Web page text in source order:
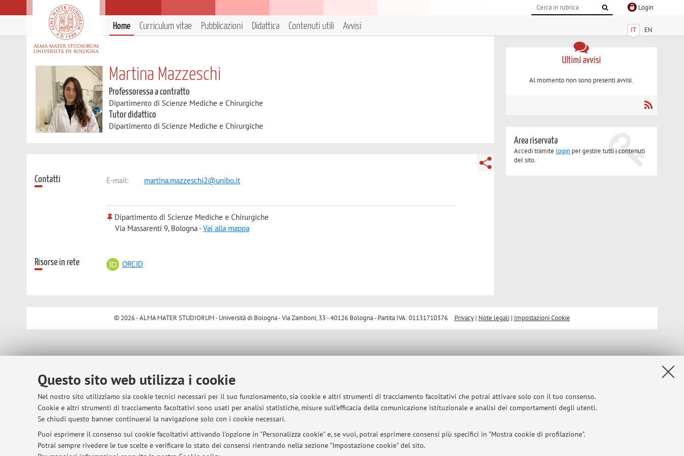
Questo sito web utilizza i cookie
Nel nostro sito utilizziamo sia cookie tecnici necessari per il suo funzionamento, sia cookie e altri strumenti di tracciamento facoltativi che potrai attivare solo con il tuo consenso.
Cookie e altri strumenti di tracciamento facoltativi sono usati per analisi statistiche, misure sull'efficacia della comunicazione istituzionale e analisi dei comportamenti degli utenti.
Se chiudi questo banner continuerai la navigazione solo con i cookie necessari.
Puoi esprimere il consenso sui cookie facoltativi attivando l'opzione in "Personalizza cookie" e, se vuoi, potrai esprimere consensi più specifici in "Mostra cookie di profilazione".
Potrai sempre rivedere le tue scelte e verificare lo stato dei consensi rientrando nella sezione "Impostazione cookie" del sito.
Login
IT EN
Home Curriculum vitae Pubblicazioni Didattica Contenuti utili Avvisi
Martina Mazzeschi
Professoressa a contratto
Dipartimento di Scienze Mediche e Chirurgiche
Tutor didattico
Dipartimento di Scienze Mediche e Chirurgiche
Contatti E-mail: martina.mazzeschi2@unibo.it
Dipartimento di Scienze Mediche e Chirurgiche
Via Massarenti 9, Bologna -Vai alla mappa
Risorse in rete ORCID
Ultimi avvisi
Al momento non sono presenti avvisi.
Area riservata
Accedi tramite login per gestire tutti i contenuti
del sito.
© 2026 - ALMA MATER STUDIORUM - Università di Bologna - Via Zamboni, 33 - 40126 Bologna - Partita IVA: 01131710376 Privacy| Note legali| Impostazioni Cookie